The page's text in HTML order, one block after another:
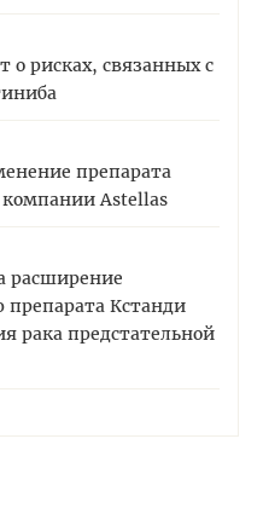
о рисках, связанных с
препарата
Astellas
расширение
Кстанди
рака предстательной